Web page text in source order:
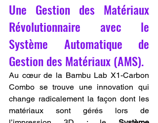
Une Gestion des Matériaux
Révolutionnaire avec le
Système Automatique de
Gestion des Matériaux (AMS).
Au cœur de la Bambu Lab X1-Carbon
Combo se trouve une innovation qui
change radicalement la façon dont les
matériaux sont gérés lors de